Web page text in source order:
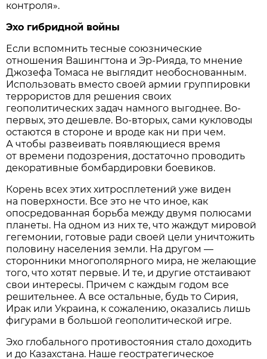
контроля».
Эхо гибридной войны
Если вспомнить тесные союзнические
отношения Вашингтона и Эр-Рияда, то мнение
Джозефа Томаса не выглядит необоснованным.
Использовать вместо своей армии группировки
террористов для решения своих
геополитических задач намного выгоднее. Во-
первых, это дешевле. Во-вторых, сами кукловоды
остаются в стороне и вроде как ни при чем.
А чтобы развеивать появляющиеся время
от времени подозрения, достаточно проводить
декоративные бомбардировки боевиков.
Корень всех этих хитросплетений уже виден
на поверхности. Все это не что иное, как
опосредованная борьба между двумя полюсами
планеты. На одном из них те, что жаждут мировой
гегемонии, готовые ради своей цели уничтожить
половину населения земли. На другом —
сторонники многополярного мира, не желающие
того, что хотят первые. И те, и другие отстаивают
свои интересы. Причем с каждым годом все
решительнее. А все остальные, будь то Сирия,
Ирак или Украина, к сожалению, оказались лишь
фигурами в большой геополитической игре.
Эхо глобального противостояния стало доходить
и до Казахстана. Наше геостратегическое